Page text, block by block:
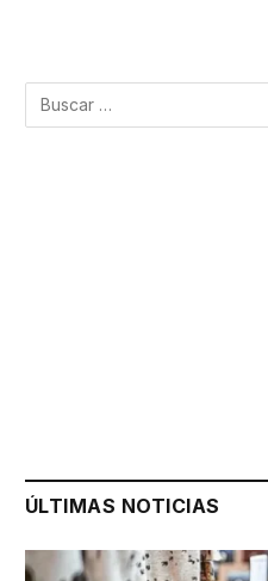
ÚLTIMAS NOTICIAS